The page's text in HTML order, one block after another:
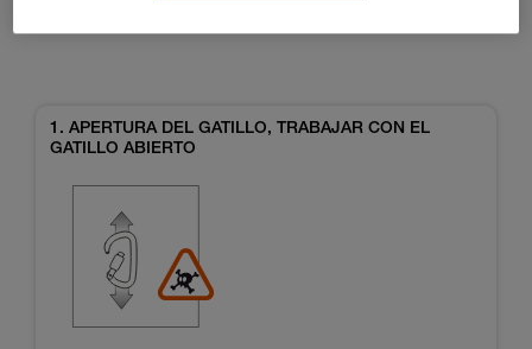
1. APERTURA DEL GATILLO, TRABAJAR CON EL
GATILLO ABIERTO